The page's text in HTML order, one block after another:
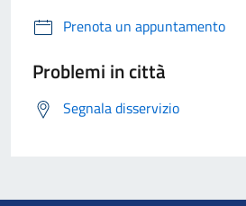
Prenota un appuntamento
Problemi in città
Segnala disservizio